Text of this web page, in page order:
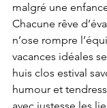
malgré une
Chacune rêve
n’ose rompre
vacances idéales
huis clos estival
humour et